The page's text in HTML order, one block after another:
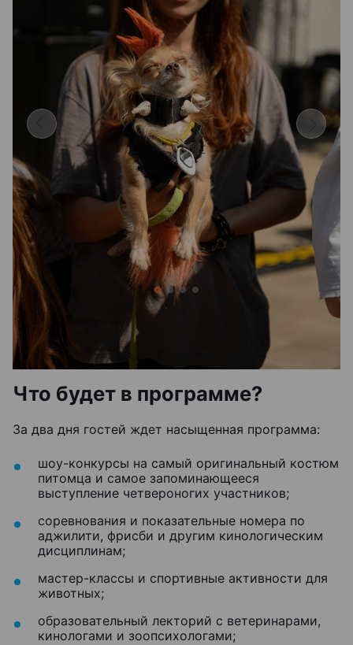
Что будет в программе?
За два дня гостей ждет насыщенная программа:
шоу-конкурсы на самый оригинальный костюм
питомца и самое запоминающееся
выступление четвероногих участников;
соревнования и показательные номера по
аджилити, фрисби и другим кинологическим
дисциплинам;
мастер-классы и спортивные активности для
животных;
образовательный лекторий с ветеринарами,
кинологами и зоопсихологами;